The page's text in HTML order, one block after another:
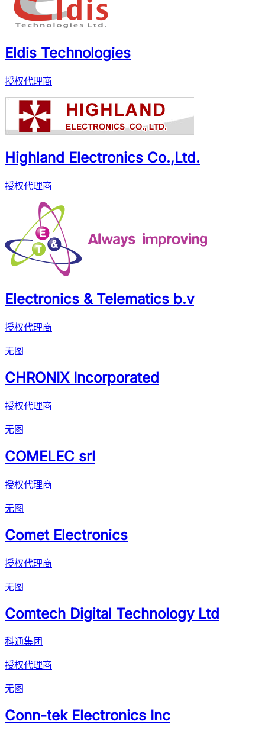
Eldis Technologies
授权代理商
Highland Electronics Co.,Ltd.
授权代理商
Electronics & Telematics b.v
授权代理商
无图
CHRONIX Incorporated
授权代理商
无图
COMELEC srl
授权代理商
无图
Comet Electronics
授权代理商
无图
Comtech Digital Technology Ltd
科通集团
授权代理商
无图
Conn-tek Electronics Inc